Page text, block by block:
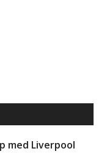
med Liverpool